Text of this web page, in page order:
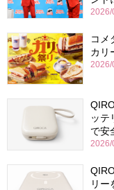
2026/
コメ
カリ
ッテ
で安
リ